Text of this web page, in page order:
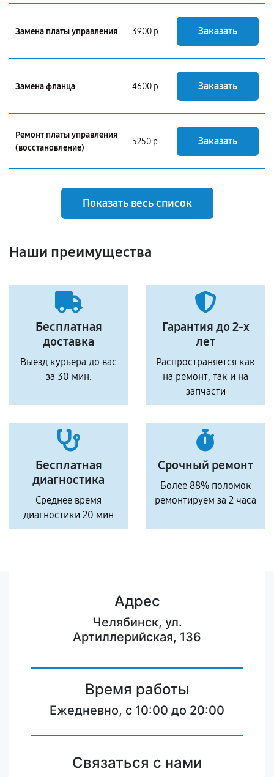
Замена платы управления 3900 р Заказать
Замена фланца 4600 р Заказать
Ремонт платы управления
(восстановление)
5250 р Заказать
Показать весь список
Наши преимущества
Бесплатная
доставка
Выезд курьера до вас
за 30 мин.
Гарантия до 2-х
лет
Распространяется как
на ремонт, так и на
запчасти
Бесплатная
диагностика
Среднее время
диагностики 20 мин
Срочный ремонт
Более 88% поломок
ремонтируем за 2 часа
Адрес
Челябинск, ул.
Артиллерийская, 136
Время работы
Ежедневно, с 10:00 до 20:00
Связаться с нами